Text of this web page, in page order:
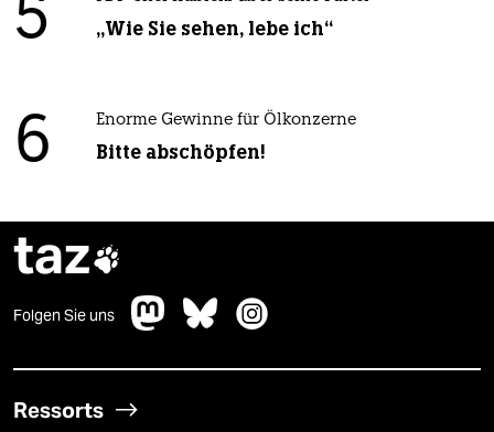
5 „Wie Sie sehen, lebe ich“
6 Enorme Gewinne für Ölkonzerne
Bitte abschöpfen!
taz
Folgen Sie uns
Ressorts